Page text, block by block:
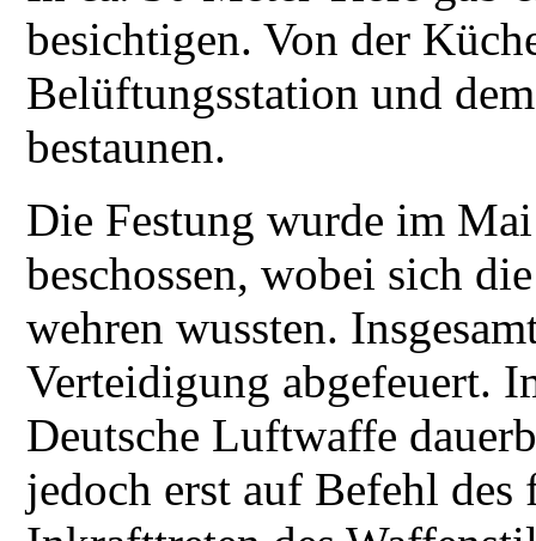
besichtigen. Von der
Belüftungsstation und
bestaunen.
Die Festung wurde im
beschossen, wobei sich
wehren wussten.
Verteidigung abgefeuert.
Deutsche Luftwaffe
jedoch erst auf Befehl des